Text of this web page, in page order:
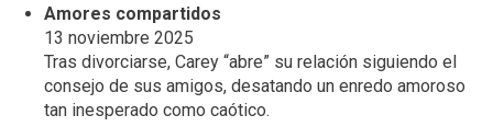
Amores compartidos
13 noviembre 2025
Tras divorciarse, Carey “abre” su relación siguiendo el
consejo de sus amigos, desatando un enredo amoroso
tan inesperado como caótico.